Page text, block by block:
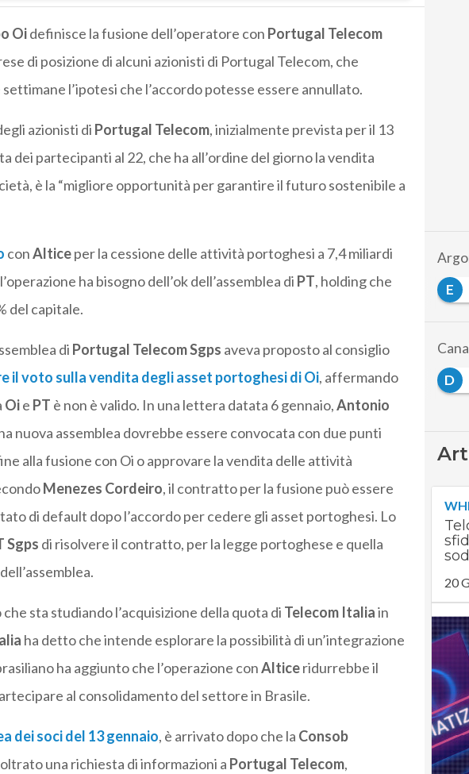
Oidefinisce la fusione dell’operatore con Portugal Telecom
di posizione di alcuni azionisti di Portugal Telecom, che
l’ipotesi che l’accordo potesse essere annullato.
azionisti di Portugal Telecom, inizialmente prevista per il 13
dei partecipanti al 22, che ha all’ordine del giorno la vendita
è la “migliore opportunità per garantire il futuro sostenibile a
conAlticeper la cessione delle attività portoghesi a 7,4 miliardi
ha bisogno dell’ok dell’assemblea di PT, holding che
del capitale.
di Portugal Telecom Sgps aveva proposto al consiglio
il voto sulla vendita degli asset portoghesi diOi, affermando
Oie PT è non è valido. In una lettera datata 6 gennaio,Antonio
nuova assemblea dovrebbe essere convocata con due punti
alla fusione con Oi o approvare la vendita delle attività
Menezes Cordeiro, il contratto per la fusione può essere
di default dopo l’accordo per cedere gli asset portoghesi. Lo
Sgps di risolvere il contratto, per la legge portoghese e quella
sta studiando l’acquisizione della quota di Telecom Italiain
ha detto che intende esplorare la possibilità di un’integrazione
ha aggiunto che l’operazione conAlticeridurrebbe il
al consolidamento del settore in Brasile.
dei soci del 13 gennaio, è arrivato dopo che la Consob
una richiesta di informazioni a Portugal Telecom,
A
altice E
D
20